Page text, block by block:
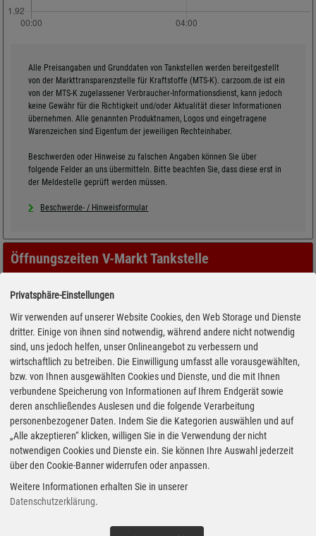
Alle Preisangaben und Grunddaten von Tankstellen werden bereitgestellt
von der Markttransparenzstelle für Kraftstoffe (MTS-K). carzoom.de ist ein
von der MTS-K zugelassener Verbraucher-Informationsdienst, kann jedoch
keine Gewähr für die Richtigkeit und/oder Aktualität dieser Informationen
übernehmen. Alle genannten Produktnamen, Logos und eingetragene
Warenzeichen sind Eigentum der jeweiligen Rechteinhaber.
Beschwerden oder Hinweise zu falschen Angaben können Sie über
folgende Felder an uns übermitteln. Bitte beachten Sie, dass diese erst in
der Meldestelle geprüft werden müssen.
Beschwerde- / Hinweisformular
Öffnungszeiten V-Markt Tankstelle
Privatsphäre-Einstellungen
Wir verwenden auf unserer Website Cookies, den Web Storage und Dienste
dritter. Einige von ihnen sind notwendig, während andere nicht notwendig
sind, uns jedoch helfen, unser Onlineangebot zu verbessern und
wirtschaftlich zu betreiben. Die Einwilligung umfasst alle vorausgewählten,
bzw. von Ihnen ausgewählten Cookies und Dienste, und die mit Ihnen
verbundene Speicherung von Informationen auf Ihrem Endgerät sowie
deren anschließendes Auslesen und die folgende Verarbeitung
personenbezogener Daten. Indem Sie die Kategorien auswählen und auf
„Alle akzeptieren“ klicken, willigen Sie in die Verwendung der nicht
notwendigen Cookies und Dienste ein. Sie können Ihre Auswahl jederzeit
über den Cookie-Banner widerrufen oder anpassen.
Weitere Informationen erhalten Sie in unserer
Datenschutzerklärung.